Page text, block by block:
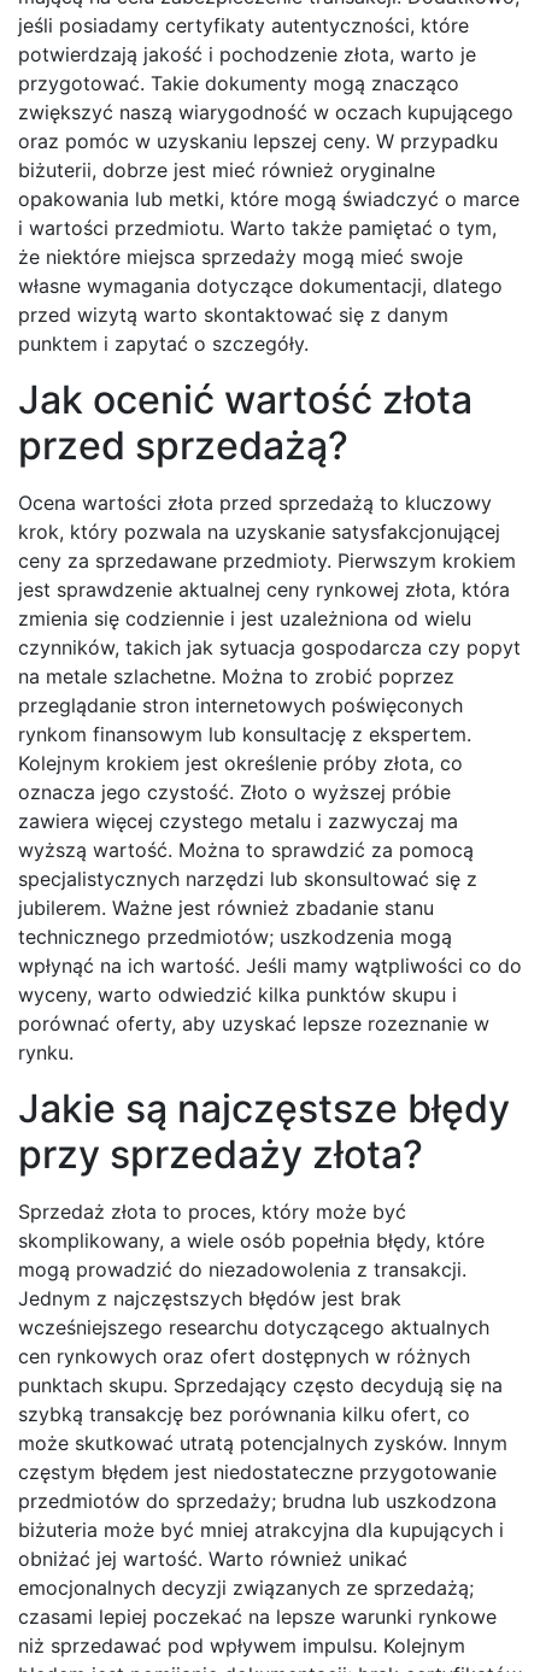
jeśli posiadamy certyfikaty autentyczności, które
potwierdzają jakość i pochodzenie złota, warto je
przygotować. Takie dokumenty mogą znacząco
zwiększyć naszą wiarygodność w oczach kupującego
oraz pomóc w uzyskaniu lepszej ceny. W przypadku
biżuterii, dobrze jest mieć również oryginalne
opakowania lub metki, które mogą świadczyć o marce
i wartości przedmiotu. Warto także pamiętać o tym,
że niektóre miejsca sprzedaży mogą mieć swoje
własne wymagania dotyczące dokumentacji, dlatego
przed wizytą warto skontaktować się z danym
punktem i zapytać o szczegóły.
Jak ocenić wartość złota
przed sprzedażą?
Ocena wartości złota przed sprzedażą to kluczowy
krok, który pozwala na uzyskanie satysfakcjonującej
ceny za sprzedawane przedmioty. Pierwszym krokiem
jest sprawdzenie aktualnej ceny rynkowej złota, która
zmienia się codziennie i jest uzależniona od wielu
czynników, takich jak sytuacja gospodarcza czy popyt
na metale szlachetne. Można to zrobić poprzez
przeglądanie stron internetowych poświęconych
rynkom finansowym lub konsultację z ekspertem.
Kolejnym krokiem jest określenie próby złota, co
oznacza jego czystość. Złoto o wyższej próbie
zawiera więcej czystego metalu i zazwyczaj ma
wyższą wartość. Można to sprawdzić za pomocą
specjalistycznych narzędzi lub skonsultować się z
jubilerem. Ważne jest również zbadanie stanu
technicznego przedmiotów; uszkodzenia mogą
wpłynąć na ich wartość. Jeśli mamy wątpliwości co do
wyceny, warto odwiedzić kilka punktów skupu i
porównać oferty, aby uzyskać lepsze rozeznanie w
rynku.
Jakie są najczęstsze błędy
przy sprzedaży złota?
Sprzedaż złota to proces, który może być
skomplikowany, a wiele osób popełnia błędy, które
mogą prowadzić do niezadowolenia z transakcji.
Jednym z najczęstszych błędów jest brak
wcześniejszego researchu dotyczącego aktualnych
cen rynkowych oraz ofert dostępnych w różnych
punktach skupu. Sprzedający często decydują się na
szybką transakcję bez porównania kilku ofert, co
może skutkować utratą potencjalnych zysków. Innym
częstym błędem jest niedostateczne przygotowanie
przedmiotów do sprzedaży; brudna lub uszkodzona
biżuteria może być mniej atrakcyjna dla kupujących i
obniżać jej wartość. Warto również unikać
emocjonalnych decyzji związanych ze sprzedażą;
czasami lepiej poczekać na lepsze warunki rynkowe
niż sprzedawać pod wpływem impulsu. Kolejnym